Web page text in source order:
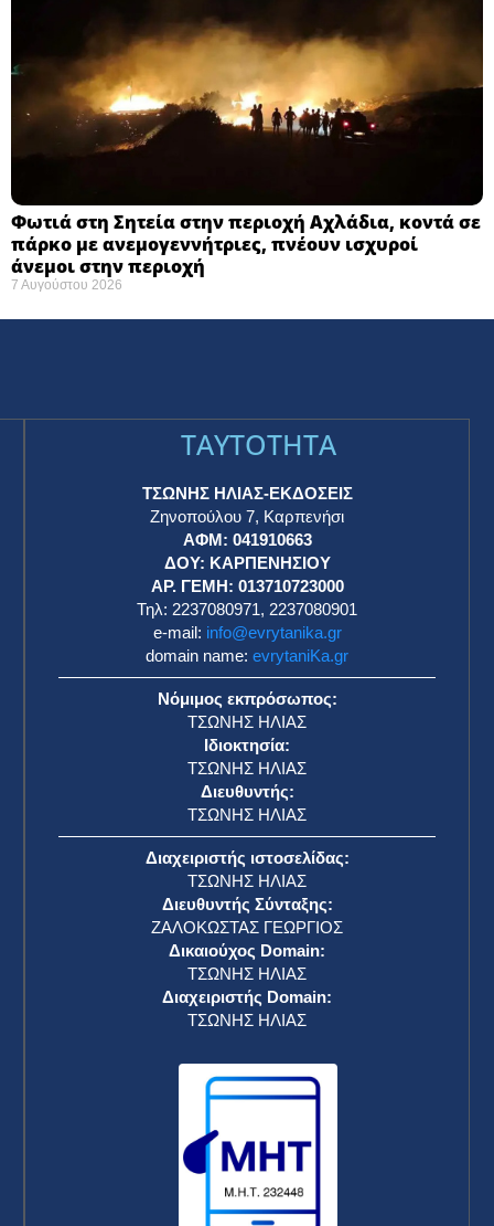
Φωτιά στη Σητεία στην περιοχή Αχλάδια, κοντά σε
πάρκο με ανεμογεννήτριες, πνέουν ισχυροί
άνεμοι στην περιοχή
7 Αυγούστου 2026
TAYTOTHTA
ΤΣΩΝΗΣ ΗΛΙΑΣ-ΕΚΔΟΣΕΙΣ
Ζηνοπούλου 7, Καρπενήσι
ΑΦΜ: 041910663
ΔΟΥ: ΚΑΡΠΕΝΗΣΙΟΥ
ΑΡ. ΓΕΜΗ: 013710723000
Τηλ: 2237080971, 2237080901
e-mail: info@evrytanika.gr
domain name: evrytaniKa.gr
Νόμιμος εκπρόσωπος:
ΤΣΩΝΗΣ ΗΛΙΑΣ
Ιδιοκτησία:
ΤΣΩΝΗΣ ΗΛΙΑΣ
Διευθυντής:
ΤΣΩΝΗΣ ΗΛΙΑΣ
Διαχειριστής ιστοσελίδας:
ΤΣΩΝΗΣ ΗΛΙΑΣ
Διευθυντής Σύνταξης:
ΖΑΛΟΚΩΣΤΑΣ ΓΕΩΡΓΙΟΣ
Δικαιούχος Domain:
ΤΣΩΝΗΣ ΗΛΙΑΣ
Διαχειριστής Domain:
ΤΣΩΝΗΣ ΗΛΙΑΣ